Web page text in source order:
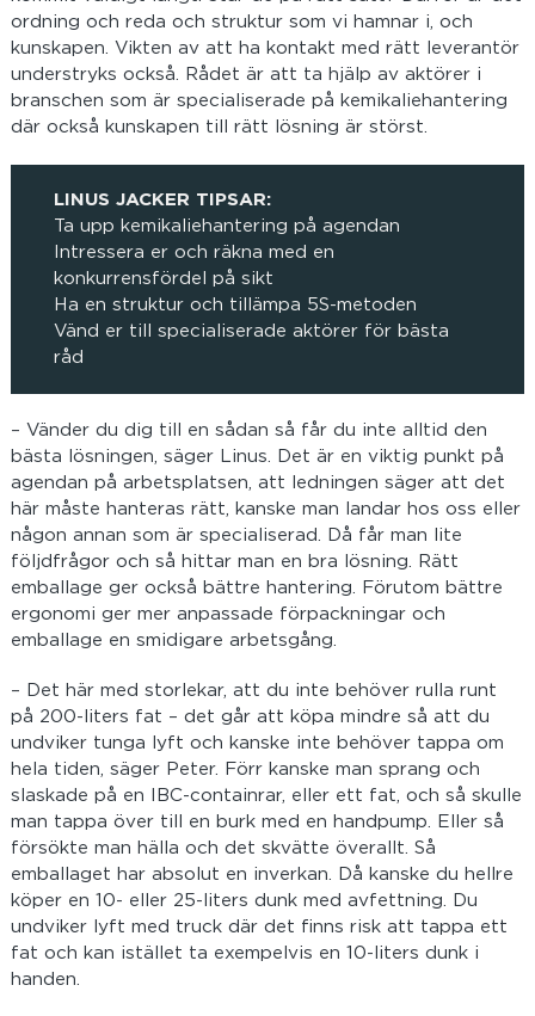
ordning och reda och struktur som vi hamnar i, och
kunskapen. Vikten av att ha kontakt med rätt leverantör
understryks också. Rådet är att ta hjälp av aktörer i
branschen som är specialiserade på kemikaliehantering
där också kunskapen till rätt lösning är störst.
LINUS JACKER TIPSAR:
Ta upp kemikaliehantering på agendan
Intressera er och räkna med en
konkurrensfördel på sikt
Ha en struktur och tillämpa 5S-metoden
Vänd er till specialiserade aktörer för bästa
råd
– Vänder du dig till en sådan så får du inte alltid den
bästa lösningen, säger Linus. Det är en viktig punkt på
agendan på arbetsplatsen, att ledningen säger att det
här måste hanteras rätt, kanske man landar hos oss eller
någon annan som är specialiserad. Då får man lite
följdfrågor och så hittar man en bra lösning. Rätt
emballage ger också bättre hantering. Förutom bättre
ergonomi ger mer anpassade förpackningar och
emballage en smidigare arbetsgång.
– Det här med storlekar, att du inte behöver rulla runt
på 200-liters fat – det går att köpa mindre så att du
undviker tunga lyft och kanske inte behöver tappa om
hela tiden, säger Peter. Förr kanske man sprang och
slaskade på en IBC-containrar, eller ett fat, och så skulle
man tappa över till en burk med en handpump. Eller så
försökte man hälla och det skvätte överallt. Så
emballaget har absolut en inverkan. Då kanske du hellre
köper en 10- eller 25-liters dunk med avfettning. Du
undviker lyft med truck där det finns risk att tappa ett
fat och kan istället ta exempelvis en 10-liters dunk i
handen.